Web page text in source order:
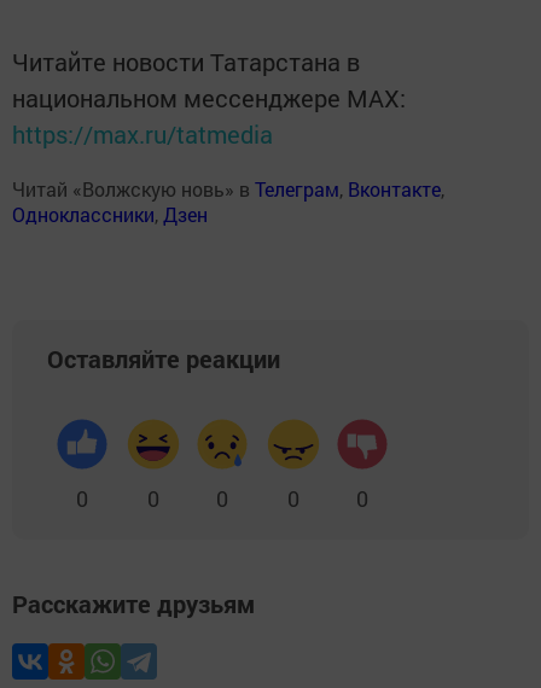
Читайте новости Татарстана в
национальном мессенджере MАХ:
https://max.ru/tatmedia
Читай «Волжскую новь» в Телеграм, Вконтакте,
Одноклассники, Дзен
Оставляйте реакции
0 0 0 0 0
Расскажите друзьям